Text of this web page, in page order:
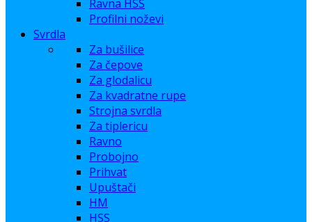
Ravna HSS
Profilni noževi
Svrdla
Za bušilice
Za čepove
Za glodalicu
Za kvadratne rupe
Strojna svrdla
Za tiplericu
Ravno
Probojno
Prihvat
Upuštači
HM
HSS